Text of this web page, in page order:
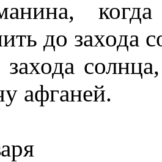
до захода
захода
афганей.